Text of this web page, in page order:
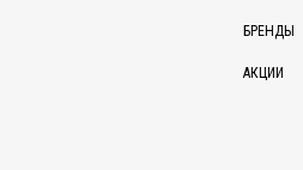
БРЕНДЫ
АКЦИИ